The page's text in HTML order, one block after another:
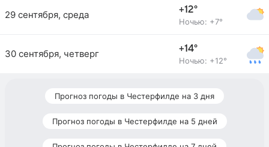
29 сентября, среда +12°
Ночью: +7°
30 сентября, четверг +14°
Ночью: +12°
Прогноз погоды в Честерфилде на 3 дня
Прогноз погоды в Честерфилде на 5 дней